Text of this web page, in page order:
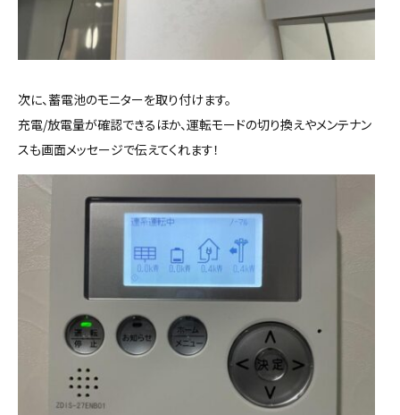
次に、蓄電池のモニターを取り付けます。
充電/放電量が確認できるほか、運転モードの切り換えやメンテナン
スも画面メッセージで伝えてくれます！